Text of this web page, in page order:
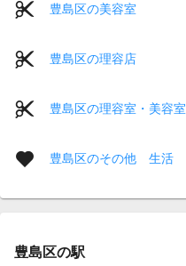
豊島区の美容室
豊島区の理容店
豊島区の理容室・美容室
豊島区のその他 生活
豊島区の駅